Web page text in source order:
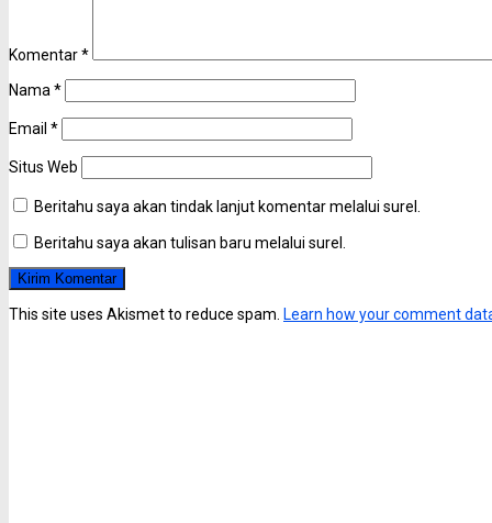
Komentar*
Nama *
Email *
Situs Web
Beritahu saya akan tindak lanjut komentar melalui surel.
Beritahu saya akan tulisan baru melalui surel.
This site uses Akismet to reduce spam. Learn how your comment